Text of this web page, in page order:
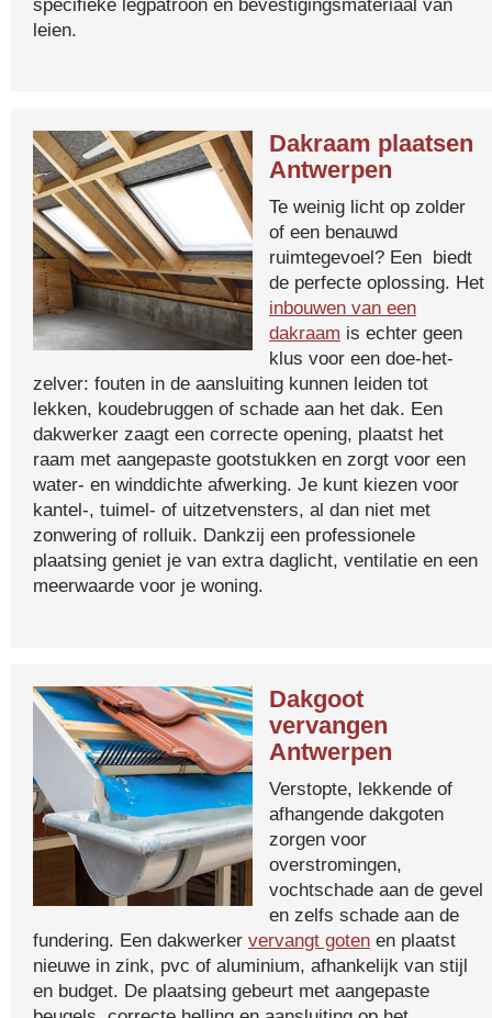
specifieke legpatroon en bevestigingsmateriaal van
leien.
Dakraam plaatsen
Antwerpen
Te weinig licht op zolder
of een benauwd
ruimtegevoel? Een biedt
de perfecte oplossing. Het
inbouwen van een
dakraam is echter geen
klus voor een doe-het-
zelver: fouten in de aansluiting kunnen leiden tot
lekken, koudebruggen of schade aan het dak. Een
dakwerker zaagt een correcte opening, plaatst het
raam met aangepaste gootstukken en zorgt voor een
water- en winddichte afwerking. Je kunt kiezen voor
kantel-, tuimel- of uitzetvensters, al dan niet met
zonwering of rolluik. Dankzij een professionele
plaatsing geniet je van extra daglicht, ventilatie en een
meerwaarde voor je woning.
Dakgoot
vervangen
Antwerpen
Verstopte, lekkende of
afhangende dakgoten
zorgen voor
overstromingen,
vochtschade aan de gevel
en zelfs schade aan de
fundering. Een dakwerker vervangt goten en plaatst
nieuwe in zink, pvc of aluminium, afhankelijk van stijl
en budget. De plaatsing gebeurt met aangepaste